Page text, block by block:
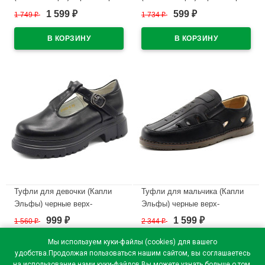
Мы используем куки-файлы (cookies) для вашего
удобства.Продолжая пользоваться нашим сайтом, вы соглашаетесь
искусственная кожа
размерный ряд 32-37 артикул
wjp-B0778-17
1 749₽ 1 599 ₽
искусственная кожа
размерный ряд 32-37 артикул
wjp-B0778-9
1 734₽ 599 ₽
Туфли для девочки (Капли
Эльфы) черные верх-
искусственная кожа
подкладка- искусственная
кожа артикул wjp-AV646-3
В наличии
1 560₽ 999 ₽
Туфли для мальчика (Капли
Эльфы) черные верх-
искусственная кожа
подкладка-искусственная
кожа размерный ряд 36-41
артикул wjp-A3210X-7
2 344₽ 1 599 ₽